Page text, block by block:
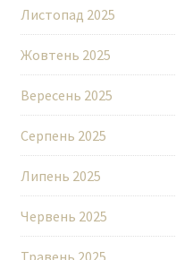
Листопад 2025
Жовтень 2025
Вересень 2025
Серпень 2025
Липень 2025
Червень 2025